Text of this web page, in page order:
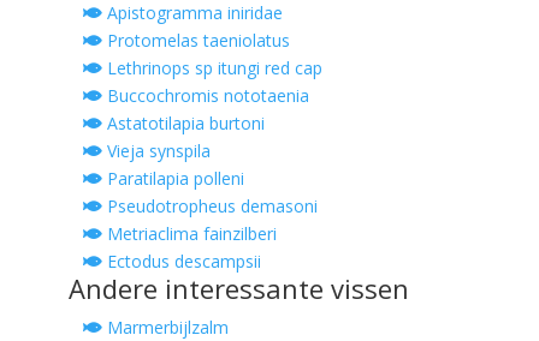
Apistogramma iniridae
Protomelas taeniolatus
Lethrinops sp itungi red cap
Buccochromis nototaenia
Astatotilapia burtoni
Vieja synspila
Paratilapia polleni
Pseudotropheus demasoni
Metriaclima fainzilberi
Ectodus descampsii
Andere interessante vissen
Marmerbijlzalm